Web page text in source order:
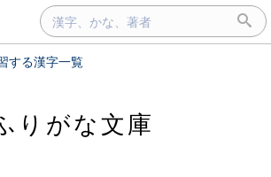
する漢字一覧
りがな文庫